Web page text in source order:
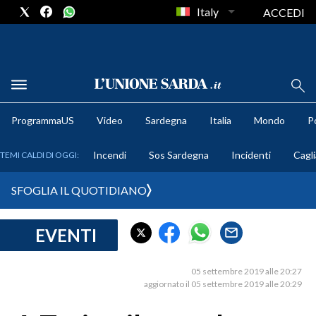
METEO
CRONACA SARDEGNA
Italy ACCEDI
ProgrammaUS Video Sardegna Italia Mondo
TEMI CALDI DI OGGI: Incendi Sos Sardegna Incidenti
SFOGLIA IL QUOTIDIANO
EVENTI
05 settembre 2019 alle 20:27
aggiornato il 05 settembre 2019 alle 20:29